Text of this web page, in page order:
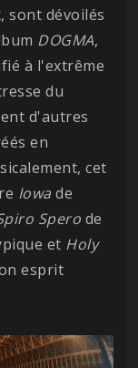
sont dévoilés
DOGMA,
à l'extrême
du
d'autres
en
cet
Iowa de
Spero de
et Holy
esprit